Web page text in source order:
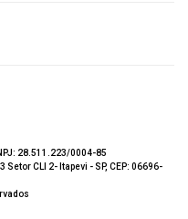
28.511.223/0004-85
Setor CLI 2- Itapevi - SP, CEP: 06696-